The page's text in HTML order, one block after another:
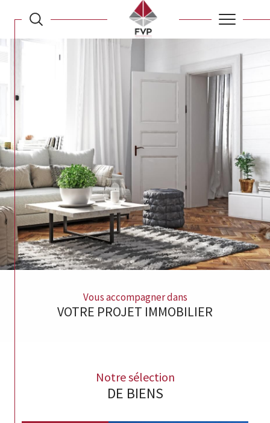
Vous accompagner dans
VOTRE PROJET IMMOBILIER
Notre sélection
DE BIENS